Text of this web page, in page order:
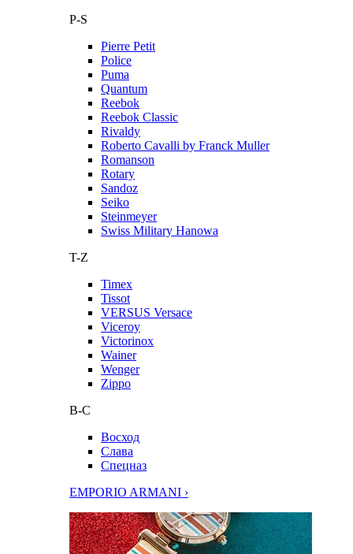
P-S
Pierre Petit
Police
Puma
Quantum
Reebok
Reebok Classic
Rivaldy
Roberto Cavalli by Franck Muller
Romanson
Rotary
Sandoz
Seiko
Steinmeyer
Swiss Military Hanowa
T-Z
Timex
Tissot
VERSUS Versace
Viceroy
Victorinox
Wainer
Wenger
Zippo
В-С
Восход
Слава
Спецназ
EMPORIO ARMANI ›